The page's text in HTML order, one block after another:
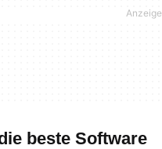
beste Software